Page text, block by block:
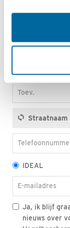
Postcode
Toev.
IDEAL
E-mailadres
Ja, ik blijf
nieuws over